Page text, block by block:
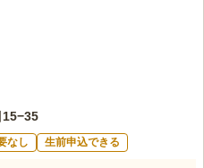
15−35
なし 生前申込できる